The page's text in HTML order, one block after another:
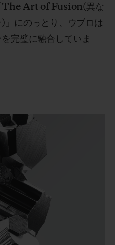
The Art of Fusion(異な
) 」にのっとり、ウブロは
完璧に融合していま